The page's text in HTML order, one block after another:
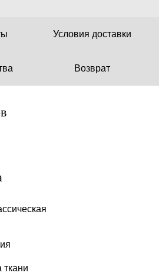
Условия доставки
Возврат
ткани